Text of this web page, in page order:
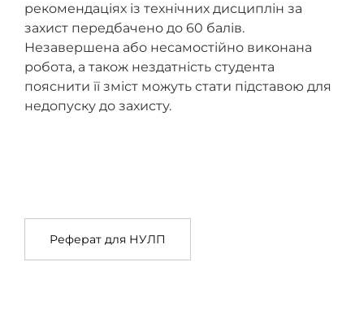
рекомендаціях із технічних дисциплін за
захист передбачено до 60 балів.
Незавершена або несамостійно виконана
робота, а також нездатність студента
пояснити її зміст можуть стати підставою для
недопуску до захисту.
Реферат для НУЛП